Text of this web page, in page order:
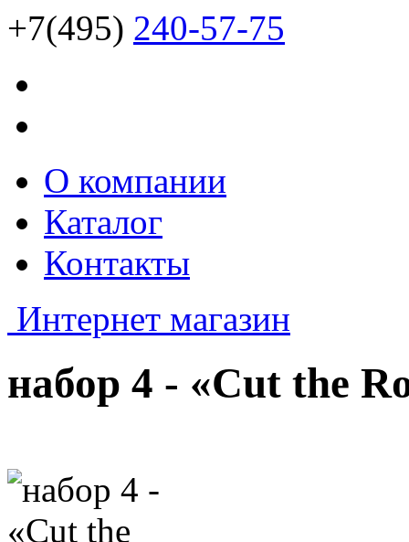
+7(495) 240-57-75
О компании
Каталог
Контакты
Интернет магазин
набор 4 - «Cut the